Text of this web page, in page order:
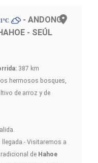
- ANDONG
- SEÚL
387 km
hermosos bosques,
de arroz y de
, llegada.- Visitaremos a
de Hahoe